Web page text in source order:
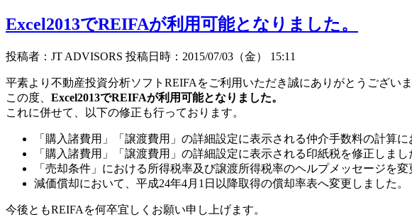
Excel2013でREIFAが利用可能となりました。
投稿者：JT ADVISORS 投稿日時：2015/07/03（金） 15:11
平素より不動産投資分析ソフトREIFAをご利用いただき誠にありがとうございま
この度、 Excel2013でREIFAが利用可能となりました。
これに併せて、以下の修正も行っております。
「購入諸費用」「譲渡費用」の詳細設定に表示される仲介手数料の計算に
「購入諸費用」「譲渡費用」の詳細設定に表示される印紙税を修正しまし
「売却条件」における所得税率及び譲渡所得税率のヘルプメッセージを変
減価償却において、平成24年4月1日以降取得の償却率表へ変更しました。
今後ともREIFAを何卒宜しくお願い申し上げます。